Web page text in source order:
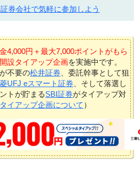
券会社で気軽に参加しよう
4,000円＋最大7,000ポイントがもら
設タイアップ企画を実施中です。
不要の松井証券 、委託幹事として狙
UFJ eスマート証券 、そして落選し
トが貯まるSBI証券がタイアップ対
タイアップ企画について ）